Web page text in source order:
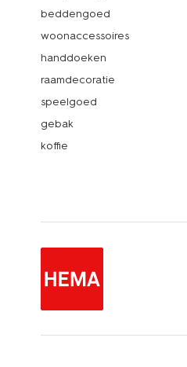
beddengoed
woonaccessoires
handdoeken
raamdecoratie
speelgoed
gebak
koffie